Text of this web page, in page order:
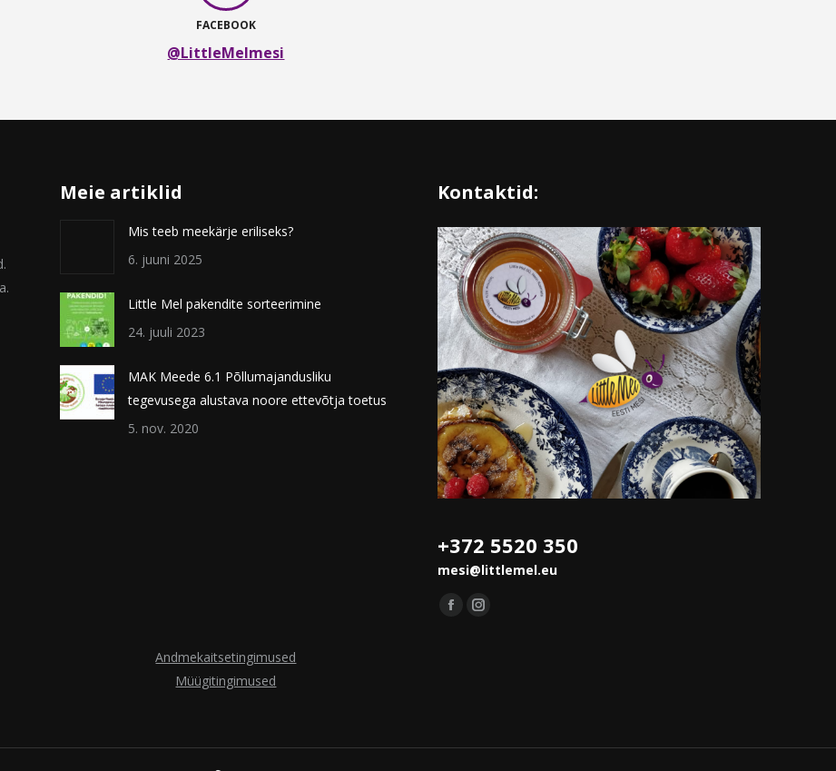
FACEBOOK
@LittleMelmesi
Meie artiklid
Mis teeb meekärje eriliseks?
6. juuni 2025
Little Mel pakendite sorteerimine
24. juuli 2023
MAK Meede 6.1 Põllumajandusliku
tegevusega alustava noore ettevõtja toetus
5. nov. 2020
Kontaktid:
+372 5520 350
mesi@littlemel.eu
Leidke meid saidilt:
FacebookInstagram
Andmekaitsetingimused
Müügitingimused